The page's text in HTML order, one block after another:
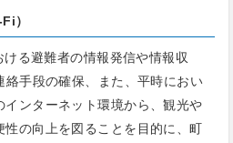
）
る避難者の情報発信や情報収
絡手段の確保、また、平時におい
ンターネット環境から、観光や
の向上を図ることを目的に、町